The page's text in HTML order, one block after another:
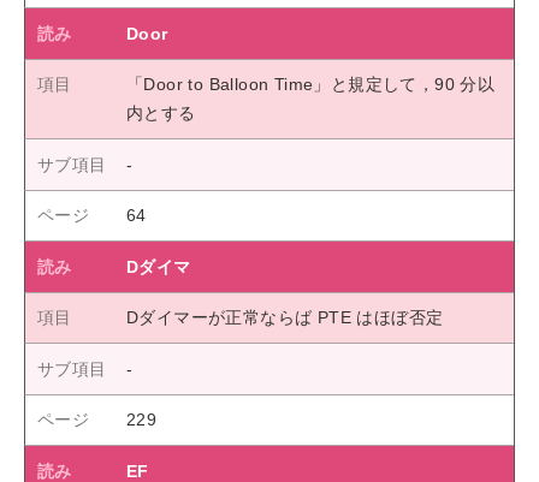
Door
「Door to Balloon Time」と規定して，90 分以
内とする
64
Dダイマ
Dダイマーが正常ならば PTE はほぼ否定
229
EF